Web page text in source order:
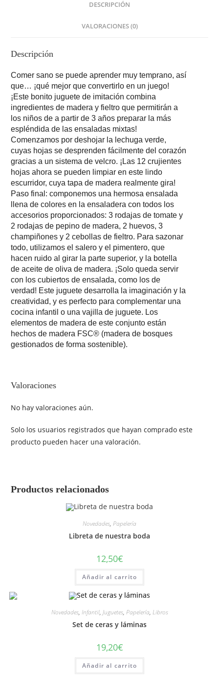
DESCRIPCIÓN
VALORACIONES (0)
Descripción
Comer sano se puede aprender muy temprano, así
que… ¡qué mejor que convertirlo en un juego!
¡Este bonito juguete de imitación combina
ingredientes de madera y fieltro que permitirán a
los niños de a partir de 3 años preparar la más
espléndida de las ensaladas mixtas!
Comenzamos por deshojar la lechuga verde,
cuyas hojas se desprenden fácilmente del corazón
gracias a un sistema de velcro. ¡Las 12 crujientes
hojas ahora se pueden limpiar en este lindo
escurridor, cuya tapa de madera realmente gira!
Paso final: componemos una hermosa ensalada
llena de colores en la ensaladera con todos los
accesorios proporcionados: 3 rodajas de tomate y
2 rodajas de pepino de madera, 2 huevos, 3
champiñones y 2 cebollas de fieltro. Para sazonar
todo, utilizamos el salero y el pimentero, que
hacen ruido al girar la parte superior, y la botella
de aceite de oliva de madera. ¡Solo queda servir
con los cubiertos de ensalada, como los de
verdad! Este juguete desarrolla la imaginación y la
creatividad, y es perfecto para complementar una
cocina infantil o una vajilla de juguete. Los
elementos de madera de este conjunto están
hechos de madera FSC® (madera de bosques
gestionados de forma sostenible).
Valoraciones
No hay valoraciones aún.
Solo los usuarios registrados que hayan comprado este
producto pueden hacer una valoración.
Productos relacionados
Novedades, Papelería
Libreta de nuestra boda
12,50€
Añadir al carrito
Novedades, Infantil, Juguetes, Papelería, Libros
Set de ceras y láminas
19,20€
Añadir al carrito